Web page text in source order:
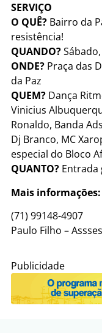
SERVIÇO
O QUÊ? Bairro da
resistência!
QUANDO?
ONDE? Praça das
da Paz
QUEM? Dança
Vinicius
Ronaldo, Banda
Dj Branco, MC
especial do Bloco
QUANTO? Entrada
Mais informações:
(71) 99148-4907
Paulo Filho –
Publicidade